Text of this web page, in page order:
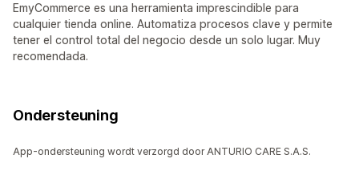
EmyCommerce es una herramienta imprescindible para
cualquier tienda online. Automatiza procesos clave y permite
tener el control total del negocio desde un solo lugar. Muy
recomendada.
Ondersteuning
App-ondersteuning wordt verzorgd door ANTURIO CARE S.A.S.